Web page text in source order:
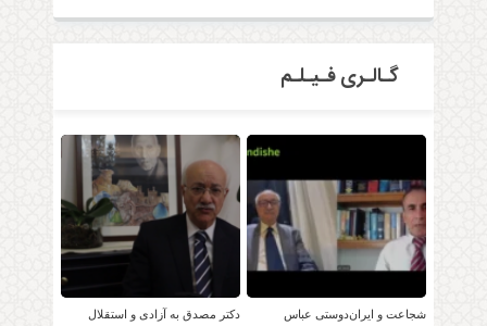
گـالـری فـیـلـم
شجاعت و ایران‌دوستی عباس
دکتر مصدق به آزادی و استقلال